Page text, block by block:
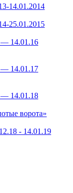
14.01.2014
25.01.2015
— 14.01.16
— 14.01.17
— 14.01.18
ворота»
- 14.01.19